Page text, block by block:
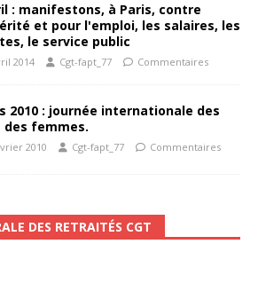
: manifestons, à Paris, contre
et pour l'emploi, les salaires, les
le service public
2014 Cgt-fapt_77
Commentaires
2010 : journée internationale des
des femmes.
2010 Cgt-fapt_77
Commentaires
DES RETRAITÉS CGT